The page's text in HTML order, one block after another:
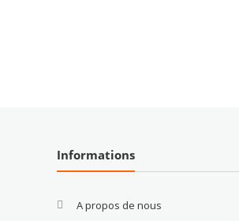
Informations
A propos de nous